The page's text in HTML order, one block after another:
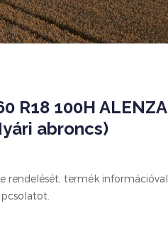
R18 100H ALENZA
abroncs)
rendelését, termék információval